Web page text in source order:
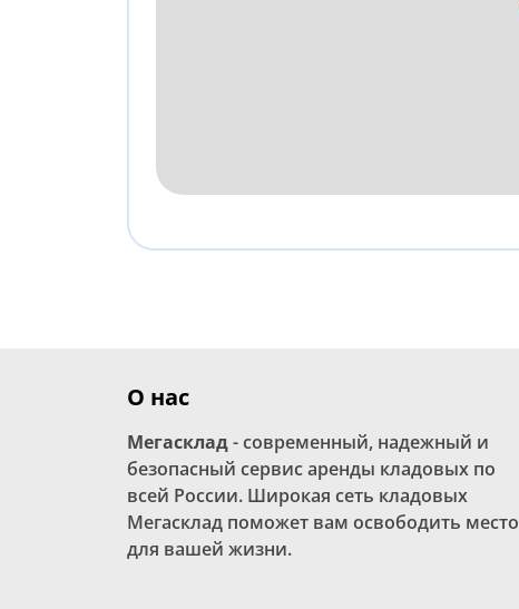
О нас
Мегасклад- современный, надежный и
безопасный сервис аренды кладовых по
всей России. Широкая сеть кладовых
Мегасклад поможет вам освободить место
для вашей жизни.